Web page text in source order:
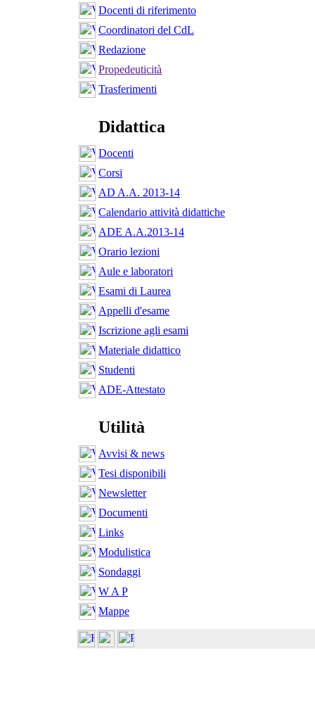
Docenti di riferimento
Coordinatori del CdL
Redazione
Propedeuticità
Trasferimenti
Didattica
Docenti
Corsi
AD A.A. 2013-14
Calendario attività didattiche
ADE A.A.2013-14
Orario lezioni
Aule e laboratori
Esami di Laurea
Appelli d'esame
Iscrizione agli esami
Materiale didattico
Studenti
ADE-Attestato
Utilità
Avvisi & news
Tesi disponibili
Newsletter
Documenti
Links
Modulistica
Sondaggi
W A P
Mappe